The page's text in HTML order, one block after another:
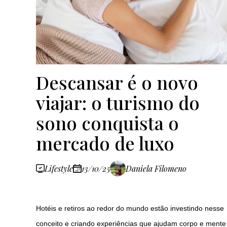
Descansar é o novo
viajar: o turismo do
sono conquista o
mercado de luxo
Lifestyle 13/10/25 Daniela Filomeno
Hotéis e retiros ao redor do mundo estão investindo nesse
conceito e criando experiências que ajudam corpo e mente